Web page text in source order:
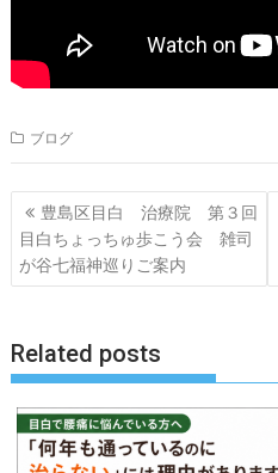
ブログ
投
稿
ナ
ー
シ
ョ
ン
豊島区目白 治療院 第３回
目白ちょっちゅ歩こう会 雑司
が谷七福神巡りご案内
Related posts